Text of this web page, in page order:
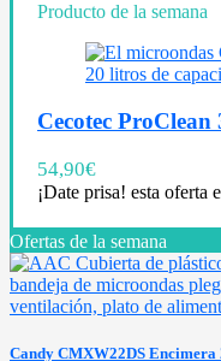
Producto de la semana
Cecotec ProClean
54,90€
¡Date prisa! esta oferta
Ofertas de la semana
Candy CMXW22DS